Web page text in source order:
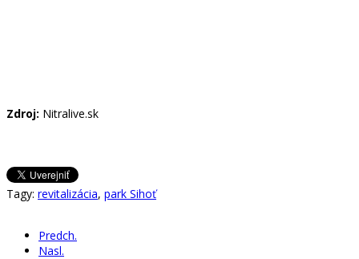
Zdroj: Nitralive.sk
Tagy: revitalizácia, park Sihoť
Predch.
Nasl.